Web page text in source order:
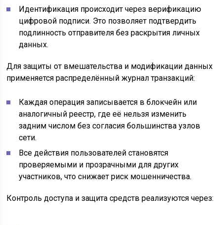
Идентификация происходит через верификацию
цифровой подписи. Это позволяет подтвердить
подлинность отправителя без раскрытия личных
данных.
Для защиты от вмешательства и модификации данных
применяется распределённый журнал транзакций:
Каждая операция записывается в блокчейн или
аналогичный реестр, где её нельзя изменить
задним числом без согласия большинства узлов
сети.
Все действия пользователей становятся
проверяемыми и прозрачными для других
участников, что снижает риск мошенничества.
Контроль доступа и защита средств реализуются через: